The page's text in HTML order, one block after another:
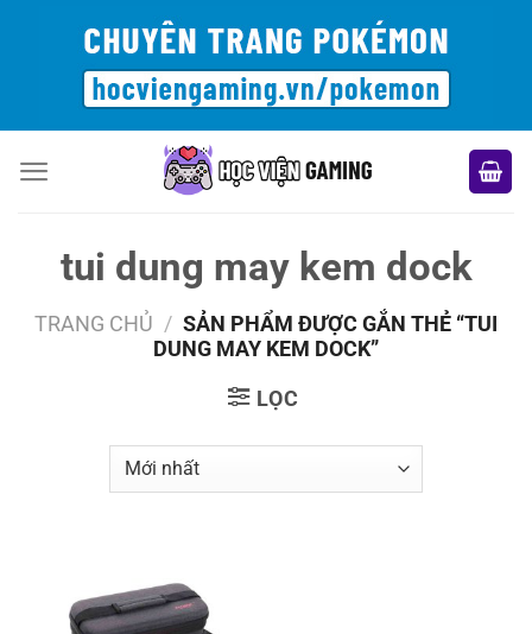
tui dung may kem dock
TRANG CHỦ / SẢN PHẨM ĐƯỢC GẮN THẺ “TUI
DUNG MAY KEM DOCK”
LỌC